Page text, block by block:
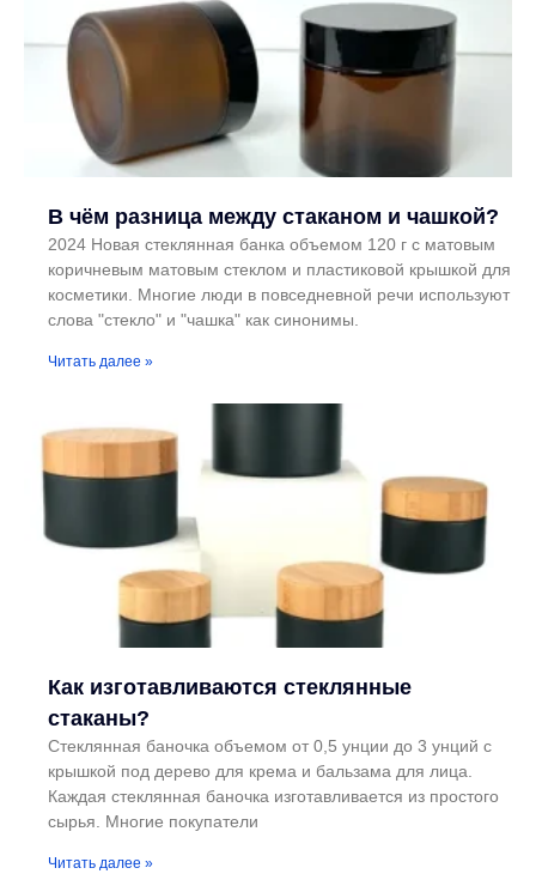
В чём разница между стаканом и чашкой?
2024 Новая стеклянная банка объемом 120 г с матовым
коричневым матовым стеклом и пластиковой крышкой для
косметики. Многие люди в повседневной речи используют
слова "стекло" и "чашка" как синонимы.
Читать далее »
Как изготавливаются стеклянные
стаканы?
Стеклянная баночка объемом от 0,5 унции до 3 унций с
крышкой под дерево для крема и бальзама для лица.
Каждая стеклянная баночка изготавливается из простого
сырья. Многие покупатели
Читать далее »